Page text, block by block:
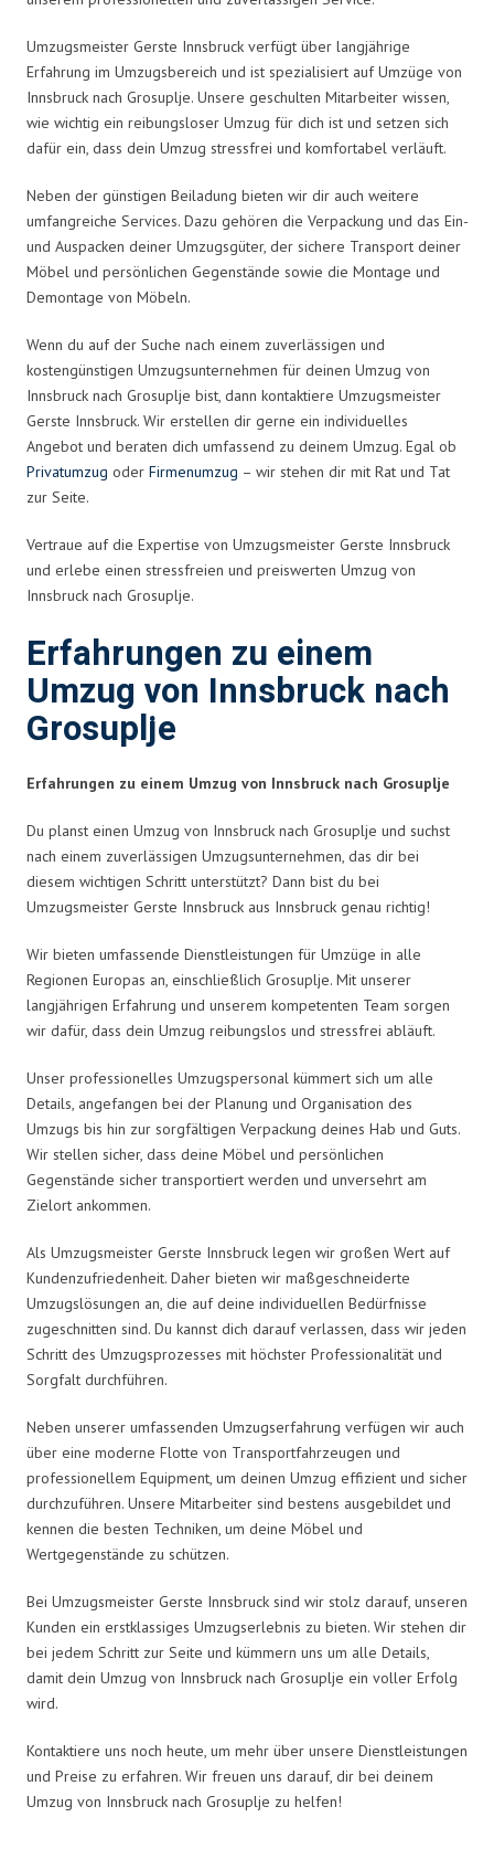
Umzugsmeister Gerste Innsbruck verfügt über langjährige
Erfahrung im Umzugsbereich und ist spezialisiert auf Umzüge von
Innsbruck nach Grosuplje. Unsere geschulten Mitarbeiter wissen,
wie wichtig ein reibungsloser Umzug für dich ist und setzen sich
dafür ein, dass dein Umzug stressfrei und komfortabel verläuft.
Neben der günstigen Beiladung bieten wir dir auch weitere
umfangreiche Services. Dazu gehören die Verpackung und das Ein-
und Auspacken deiner Umzugsgüter, der sichere Transport deiner
Möbel und persönlichen Gegenstände sowie die Montage und
Demontage von Möbeln.
Wenn du auf der Suche nach einem zuverlässigen und
kostengünstigen Umzugsunternehmen für deinen Umzug von
Innsbruck nach Grosuplje bist, dann kontaktiere Umzugsmeister
Gerste Innsbruck. Wir erstellen dir gerne ein individuelles
Angebot und beraten dich umfassend zu deinem Umzug. Egal ob
Privatumzug oder Firmenumzug – wir stehen dir mit Rat und Tat
zur Seite.
Vertraue auf die Expertise von Umzugsmeister Gerste Innsbruck
und erlebe einen stressfreien und preiswerten Umzug von
Innsbruck nach Grosuplje.
Erfahrungen zu einem
Umzug von Innsbruck nach
Grosuplje
Erfahrungen zu einem Umzug von Innsbruck nach Grosuplje
Du planst einen Umzug von Innsbruck nach Grosuplje und suchst
nach einem zuverlässigen Umzugsunternehmen, das dir bei
diesem wichtigen Schritt unterstützt? Dann bist du bei
Umzugsmeister Gerste Innsbruck aus Innsbruck genau richtig!
Wir bieten umfassende Dienstleistungen für Umzüge in alle
Regionen Europas an, einschließlich Grosuplje. Mit unserer
langjährigen Erfahrung und unserem kompetenten Team sorgen
wir dafür, dass dein Umzug reibungslos und stressfrei abläuft.
Unser professionelles Umzugspersonal kümmert sich um alle
Details, angefangen bei der Planung und Organisation des
Umzugs bis hin zur sorgfältigen Verpackung deines Hab und Guts.
Wir stellen sicher, dass deine Möbel und persönlichen
Gegenstände sicher transportiert werden und unversehrt am
Zielort ankommen.
Als Umzugsmeister Gerste Innsbruck legen wir großen Wert auf
Kundenzufriedenheit. Daher bieten wir maßgeschneiderte
Umzugslösungen an, die auf deine individuellen Bedürfnisse
zugeschnitten sind. Du kannst dich darauf verlassen, dass wir jeden
Schritt des Umzugsprozesses mit höchster Professionalität und
Sorgfalt durchführen.
Neben unserer umfassenden Umzugserfahrung verfügen wir auch
über eine moderne Flotte von Transportfahrzeugen und
professionellem Equipment, um deinen Umzug effizient und sicher
durchzuführen. Unsere Mitarbeiter sind bestens ausgebildet und
kennen die besten Techniken, um deine Möbel und
Wertgegenstände zu schützen.
Bei Umzugsmeister Gerste Innsbruck sind wir stolz darauf, unseren
Kunden ein erstklassiges Umzugserlebnis zu bieten. Wir stehen dir
bei jedem Schritt zur Seite und kümmern uns um alle Details,
damit dein Umzug von Innsbruck nach Grosuplje ein voller Erfolg
wird.
Kontaktiere uns noch heute, um mehr über unsere Dienstleistungen
und Preise zu erfahren. Wir freuen uns darauf, dir bei deinem
Umzug von Innsbruck nach Grosuplje zu helfen!